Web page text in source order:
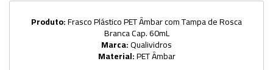
Produto:Frasco Plástico PET Âmbar com Tampa de Rosca
Branca Cap. 60mL
Marca:Qualividros
Material:PET Âmbar